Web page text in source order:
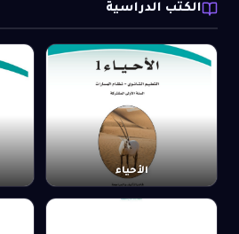
الكتب الدراسية
الأحياء